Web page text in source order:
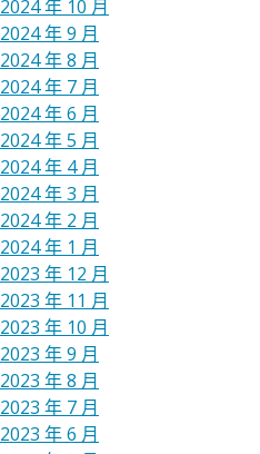
2024 年 10 月
2024 年 9 月
2024 年 8 月
2024 年 7 月
2024 年 6 月
2024 年 5 月
2024 年 4 月
2024 年 3 月
2024 年 2 月
2024 年 1 月
2023 年 12 月
2023 年 11 月
2023 年 10 月
2023 年 9 月
2023 年 8 月
2023 年 7 月
2023 年 6 月